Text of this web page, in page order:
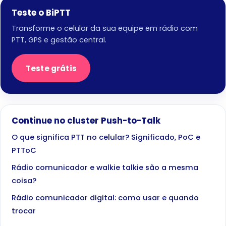
Teste o BiPTT
Transforme o celular da sua equipe em rádio com
PTT, GPS e gestão central.
Teste grátis
Continue no cluster Push-to-Talk
O que significa PTT no celular? Significado, PoC e
PTToC
Rádio comunicador e walkie talkie são a mesma
coisa?
Rádio comunicador digital: como usar e quando
trocar